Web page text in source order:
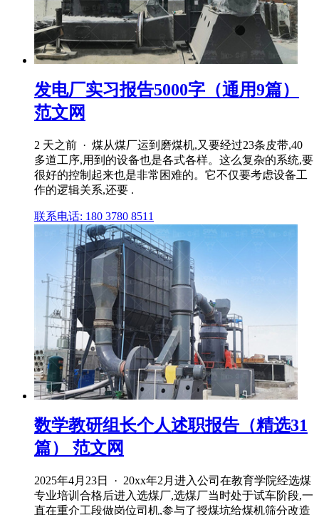
发电厂实习报告5000字（通用9篇）
范文网
2 天之前 · 煤从煤厂运到磨煤机,又要经过23条皮带,40
多道工序,用到的设备也是各式各样。这么复杂的系统,要
很好的控制起来也是非常困难的。它不仅要考虑设备工
作的逻辑关系,还要 .
联系电话: 180 3780 8511
数学教研组长个人述职报告（精选31
篇） 范文网
2025年4月23日 · 20xx年2月进入公司在教育学院经选煤
专业培训合格后进入选煤厂,选煤厂当时处于试车阶段,一
直在重介工段做岗位司机,参与了授煤坑给煤机筛分改造